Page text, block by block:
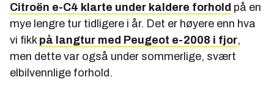
Citroën e-C4 klarte under kaldere forhold på en
mye lengre tur tidligere i år. Det er høyere enn hva
vi fikk på langtur med Peugeot e-2008 i fjor,
men dette var også under sommerlige, svært
elbilvennlige forhold.